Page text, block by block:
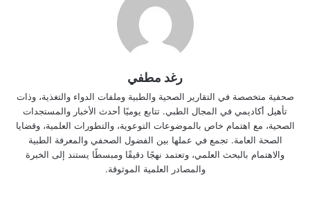
رغد مطفي
صحفية متخصصة في التقارير الصحية والطبية وملفات الدواء والتغذية، وذات
تأهيل أكاديمي في المجال الطبي. تتابع يوميًا أحدث الأخبار والمستجدات
الصحية، مع اهتمام خاص بالموضوعات التوعوية، والتطورات العلمية، وقضايا
الصحة العامة. تجمع في عملها بين الفضول الصحفي والمعرفة الطبية
والاهتمام بالبحث العلمي، وتعتمد نهجًا دقيقًا ومبسطًا يستند إلى الخبرة
والمصادر العلمية الموثوقة.